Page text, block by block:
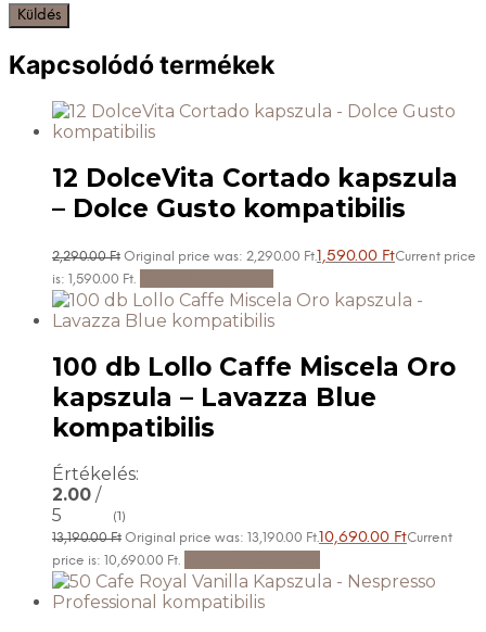
Kapcsolódó termékek
12 DolceVita Cortado kapszula
– Dolce Gusto kompatibilis
2,290.00Ft Original price was: 2,290.00 Ft.1,590.00 FtCurrent price
is: 1,590.00 Ft.
100 db Lollo Caffe Miscela Oro
kapszula – Lavazza Blue
kompatibilis
Értékelés:
2.00 /
5
(1)
13,190.00Ft Original price was: 13,190.00 Ft.10,690.00 FtCurrent
price is: 10,690.00 Ft.